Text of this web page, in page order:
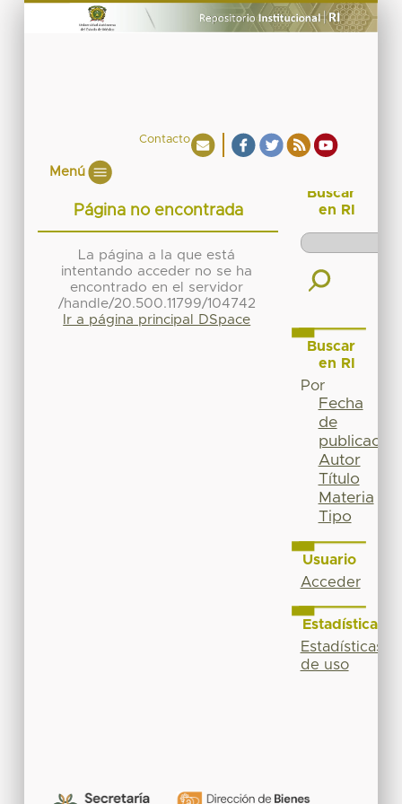
Contacto
Menú
Página no encontrada
La página a la que está
intentando acceder no se ha
encontrado en el servidor
/handle/20.500.11799/104742
Ir a página principal DSpace
Buscar
en RI
Buscar
en RI
Por
Fecha
de
publicación
Autor
Título
Materia
Tipo
Usuario
Acceder
Estadísticas
Estadísticas
de uso